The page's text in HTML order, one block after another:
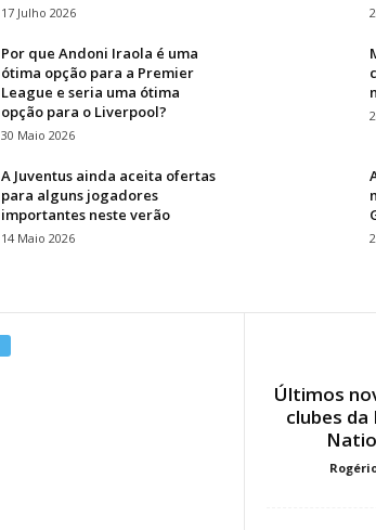
17 Julho 2026
Por que Andoni Iraola é uma
ótima opção para a Premier
League e seria uma ótima
opção para o Liverpool?
30 Maio 2026
A Juventus ainda aceita ofertas
para alguns jogadores
importantes neste verão
14 Maio 2026
Últimos
clubes da